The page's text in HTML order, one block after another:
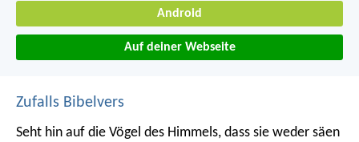
Android
Auf deiner Webseite
Zufalls Bibelvers
Seht hin auf die Vögel des Himmels, dass sie weder säen